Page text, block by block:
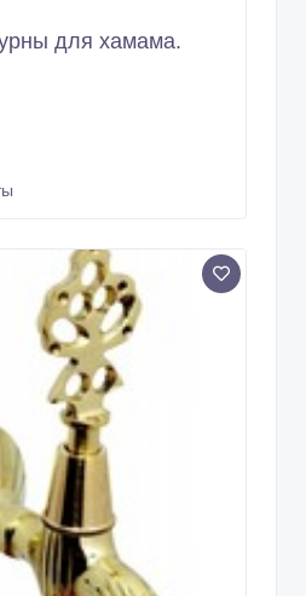
для хамама.